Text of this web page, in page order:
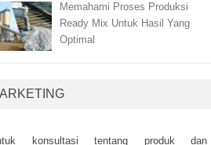
Memahami Proses Produksi
Ready Mix Untuk Hasil Yang
Optimal
kоnsultаsі tеntаng рrоduk dаn